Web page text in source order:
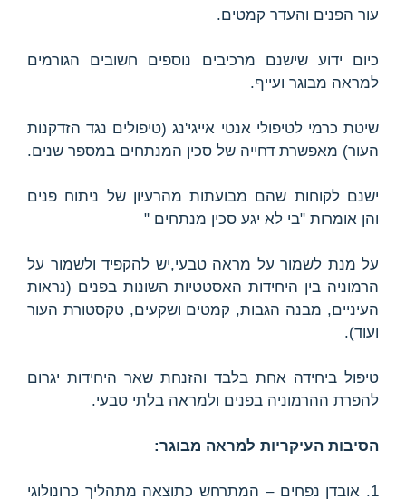
עור הפנים והעדר קמטים.
כיום ידוע שישנם מרכיבים נוספים חשובים הגורמים
למראה מבוגר ועייף.
שיטת כרמי לטיפולי אנטי אייגי'נג (טיפולים נגד הזדקנות
העור) מאפשרת דחייה של סכין המנתחים במספר שנים.
ישנם לקוחות שהם מבועתות מהרעיון של ניתוח פנים
והן אומרות "בי לא יגע סכין מנתחים "
על מנת לשמור על מראה טבעי,יש להקפיד ולשמור על
הרמוניה בין היחידות האסטטיות השונות בפנים (נראות
העיניים, מבנה הגבות, קמטים ושקעים, טקסטורת העור
ועוד).
טיפול ביחידה אחת בלבד והזנחת שאר היחידות יגרום
להפרת ההרמוניה בפנים ולמראה בלתי טבעי.
הסיבות העיקריות למראה מבוגר:
1. אובדן נפחים – המתרחש כתוצאה מתהליך כרונולוגי